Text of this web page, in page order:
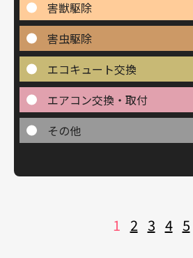
害獣駆除
害虫駆除
エコキュート交換
エアコン交換・取付
その他
1 2 3 4 5